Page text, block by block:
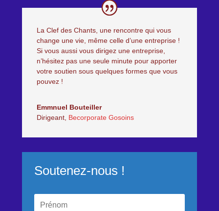
La Clef des Chants, une rencontre qui vous
change une vie, même celle d’une entreprise !
Si vous aussi vous dirigez une entreprise,
n’hésitez pas une seule minute pour apporter
votre soutien sous quelques formes que vous
pouvez !
Emmnuel Bouteiller
Dirigeant, Becorporate Gosoins
Soutenez-nous !